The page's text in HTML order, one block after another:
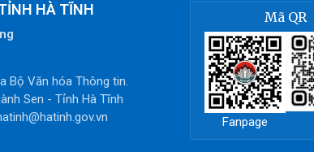
HÀ TĨNH
Bộ Văn hóa Thông tin.
Sen - Tỉnh Hà Tĩnh
Mã QR
Fanpage